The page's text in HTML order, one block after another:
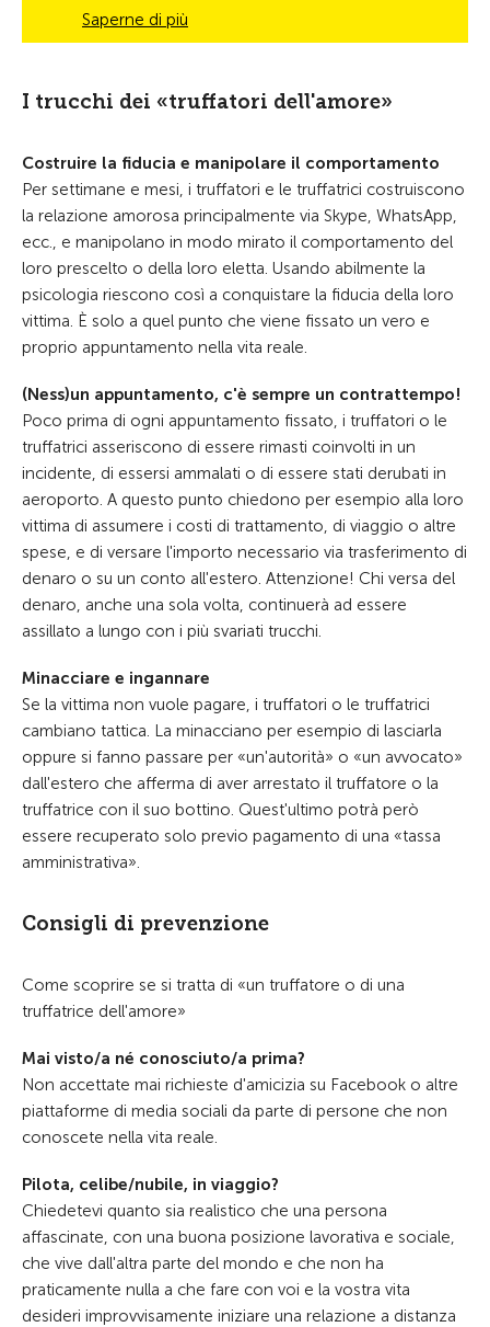
Saperne di più
I trucchi dei «truffatori dell'amore»
Costruire la fiducia e manipolare il comportamento
Per settimane e mesi, i truffatori e le truffatrici costruiscono
la relazione amorosa principalmente via Skype, WhatsApp,
ecc., e manipolano in modo mirato il comportamento del
loro prescelto o della loro eletta. Usando abilmente la
psicologia riescono così a conquistare la fiducia della loro
vittima. È solo a quel punto che viene fissato un vero e
proprio appuntamento nella vita reale.
(Ness)un appuntamento, c'è sempre un contrattempo!
Poco prima di ogni appuntamento fissato, i truffatori o le
truffatrici asseriscono di essere rimasti coinvolti in un
incidente, di essersi ammalati o di essere stati derubati in
aeroporto. A questo punto chiedono per esempio alla loro
vittima di assumere i costi di trattamento, di viaggio o altre
spese, e di versare l'importo necessario via trasferimento di
denaro o su un conto all'estero. Attenzione! Chi versa del
denaro, anche una sola volta, continuerà ad essere
assillato a lungo con i più svariati trucchi.
Minacciare e ingannare
Se la vittima non vuole pagare, i truffatori o le truffatrici
cambiano tattica. La minacciano per esempio di lasciarla
oppure si fanno passare per «un'autorità» o «un avvocato»
dall'estero che afferma di aver arrestato il truffatore o la
truffatrice con il suo bottino. Quest'ultimo potrà però
essere recuperato solo previo pagamento di una «tassa
amministrativa».
Consigli di prevenzione
Come scoprire se si tratta di «un truffatore o di una
truffatrice dell'amore»
Mai visto/a né conosciuto/a prima?
Non accettate mai richieste d'amicizia su Facebook o altre
piattaforme di media sociali da parte di persone che non
conoscete nella vita reale.
Pilota, celibe/nubile, in viaggio?
Chiedetevi quanto sia realistico che una persona
affascinate, con una buona posizione lavorativa e sociale,
che vive dall'altra parte del mondo e che non ha
praticamente nulla a che fare con voi e la vostra vita
desideri improvvisamente iniziare una relazione a distanza